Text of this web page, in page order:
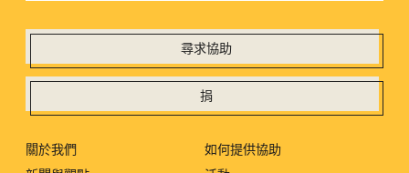
尋求協助
捐
關於我們
如何提供協助